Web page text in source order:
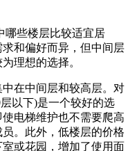
哪些楼层比较适宜居
和偏好而异，‌但中间层
理想的选择。
在中间层和较高层。对
以下)‌是一个较好的选
电梯维护也不需要爬高
。‌此外，‌低楼层的价格
或花园，‌增加了使用面